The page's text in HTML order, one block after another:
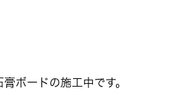
ボードの施工中です。